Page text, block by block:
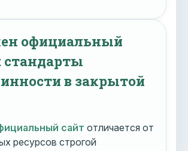
официальный
стандарты
в закрытой
сайт отличается от
ресурсов строгой